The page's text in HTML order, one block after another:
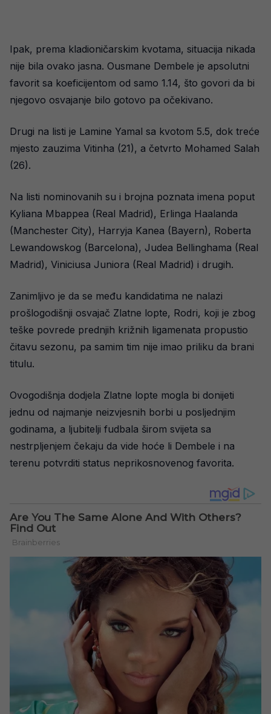
Ipak, prema kladioničarskim kvotama, situacija nikada
nije bila ovako jasna. Ousmane Dembele je apsolutni
favorit sa koeficijentom od samo 1.14, što govori da bi
njegovo osvajanje bilo gotovo pa očekivano.
Drugi na listi je Lamine Yamal sa kvotom 5.5, dok treće
mjesto zauzima Vitinha (21), a četvrto Mohamed Salah
(26).
Na listi nominovanih su i brojna poznata imena poput
Kyliana Mbappea (Real Madrid), Erlinga Haalanda
(Manchester City), Harryja Kanea (Bayern), Roberta
Lewandowskog (Barcelona), Judea Bellinghama (Real
Madrid), Viniciusa Juniora (Real Madrid) i drugih.
Zanimljivo je da se među kandidatima ne nalazi
prošlogodišnji osvajač Zlatne lopte, Rodri, koji je zbog
teške povrede prednjih križnih ligamenata propustio
čitavu sezonu, pa samim tim nije imao priliku da brani
titulu.
Ovogodišnja dodjela Zlatne lopte mogla bi donijeti
jednu od najmanje neizvjesnih borbi u posljednjim
godinama, a ljubitelji fudbala širom svijeta sa
nestrpljenjem čekaju da vide hoće li Dembele i na
terenu potvrditi status neprikosnovenog favorita.